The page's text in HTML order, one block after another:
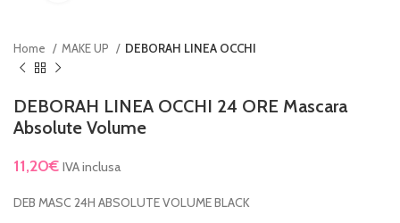
Home MAKE UP DEBORAH LINEA OCCHI
DEBORAH LINEA OCCHI 24 ORE Mascara
Absolute Volume
11,20€ IVA inclusa
DEB MASC 24H ABSOLUTE VOLUME BLACK